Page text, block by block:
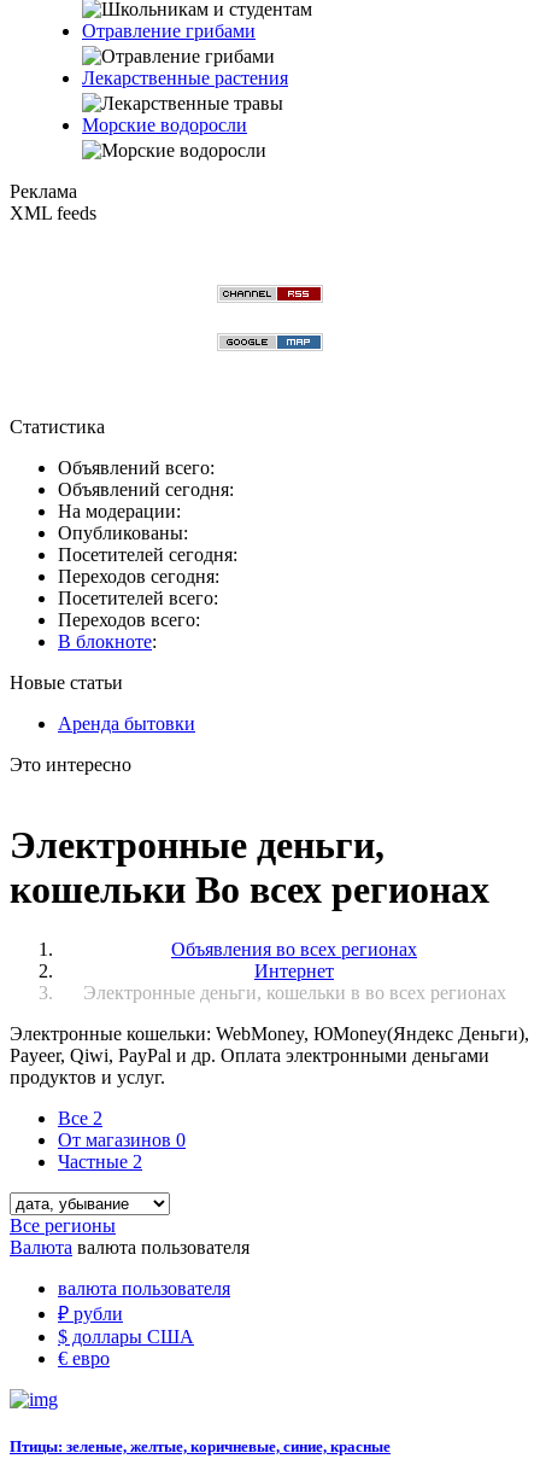
Отравление грибами
Лекарственные растения
Морские водоросли
Реклама
XML feeds
Статистика
Объявлений всего:
Объявлений сегодня:
На модерации:
Опубликованы:
Посетителей сегодня:
Переходов сегодня:
Посетителей всего:
Переходов всего:
В блокноте:
Новые статьи
Аренда бытовки
Это интересно
Электронные деньги,
кошельки Во всех регионах
Объявления во всех регионах
Интернет
Электронные деньги, кошельки в во всех регионах
Электронные кошельки: WebMoney, ЮMoney(Яндекс Деньги),
Payeer, Qiwi, PayPal и др. Оплата электронными деньгами
продуктов и услуг.
Все 2
От магазинов 0
Частные 2
Все регионы
Валюта валюта пользователя
валюта пользователя
₽ рубли
$ доллары США
€ евро
Птицы: зеленые, желтые, коричневые, синие, красные